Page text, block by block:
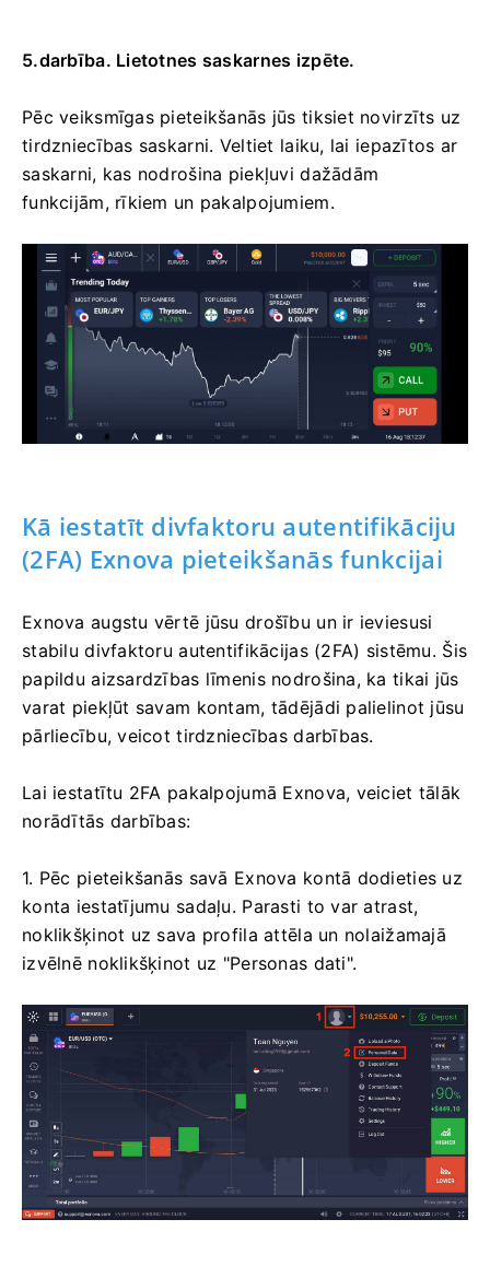
5.darbība. Lietotnes saskarnes izpēte.
Pēc veiksmīgas pieteikšanās jūs tiksiet novirzīts uz
tirdzniecības saskarni. Veltiet laiku, lai iepazītos ar
saskarni, kas nodrošina piekļuvi dažādām
funkcijām, rīkiem un pakalpojumiem.
Kā iestatīt divfaktoru autentifikāciju
(2FA) Exnova pieteikšanās funkcijai
Exnova augstu vērtē jūsu drošību un ir ieviesusi
stabilu divfaktoru autentifikācijas (2FA) sistēmu. Šis
papildu aizsardzības līmenis nodrošina, ka tikai jūs
varat piekļūt savam kontam, tādējādi palielinot jūsu
pārliecību, veicot tirdzniecības darbības.
Lai iestatītu 2FA pakalpojumā Exnova, veiciet tālāk
norādītās darbības:
1. Pēc pieteikšanās savā Exnova kontā dodieties uz
konta iestatījumu sadaļu. Parasti to var atrast,
noklikšķinot uz sava profila attēla un nolaižamajā
izvēlnē noklikšķinot uz "Personas dati".